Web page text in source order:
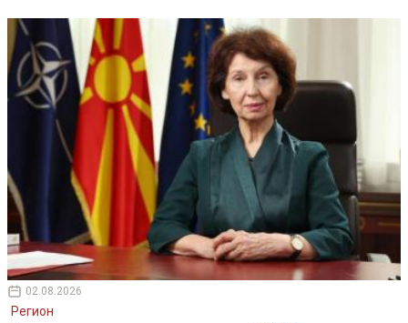
02.08.2026
Регион